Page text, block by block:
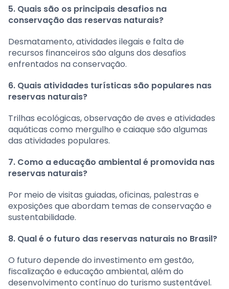
5. Quais são os principais desafios na
conservação das reservas naturais?
Desmatamento, atividades ilegais e falta de
recursos financeiros são alguns dos desafios
enfrentados na conservação.
6. Quais atividades turísticas são populares nas
reservas naturais?
Trilhas ecológicas, observação de aves e atividades
aquáticas como mergulho e caiaque são algumas
das atividades populares.
7. Como a educação ambiental é promovida nas
reservas naturais?
Por meio de visitas guiadas, oficinas, palestras e
exposições que abordam temas de conservação e
sustentabilidade.
8. Qual é o futuro das reservas naturais no Brasil?
O futuro depende do investimento em gestão,
fiscalização e educação ambiental, além do
desenvolvimento contínuo do turismo sustentável.